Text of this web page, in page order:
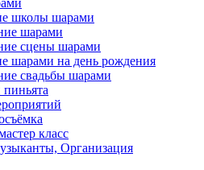
школы шарами
шарами
сцены шарами
шарами на день рождения
свадьбы шарами
класс
Организация